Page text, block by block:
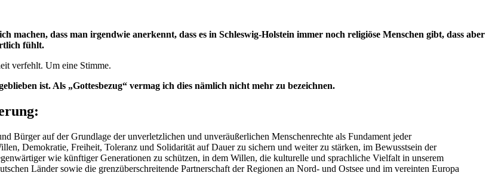
dass man irgendwie anerkennt, dass es in Schleswig-Holstein immer noch religiöse Menschen gibt, dass aber
fühlt.
verfehlt. Um eine Stimme.
ist. Als „Gottesbezug“ vermag ich dies nämlich nicht mehr zu bezeichnen.
Bürger auf der Grundlage der unverletzlichen und unveräußerlichen Menschenrechte als Fundament jeder
Demokratie, Freiheit, Toleranz und Solidarität auf Dauer zu sichern und weiter zu stärken, im Bewusstsein der
wie künftiger Generationen zu schützen, in dem Willen, die kulturelle und sprachliche Vielfalt in unserem
Länder sowie die grenzüberschreitende Partnerschaft der Regionen an Nord- und Ostsee und im vereinten Europa